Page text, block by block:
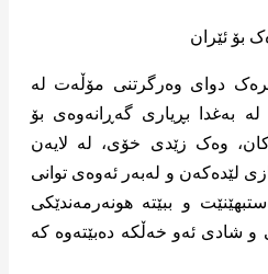
حەسەن زیرەک دوای وەرگرتنی مۆڵەت لە
بەغدا بڕیاری گەڕانەوەی بۆ
وەک زێدی خۆی، لە لایەن
لێدەکەن و لەبەر ئەوەی توانی
و ببێتە هونەرمەندێکی
شادی ئەو خەڵکە دەبێتەوە کە